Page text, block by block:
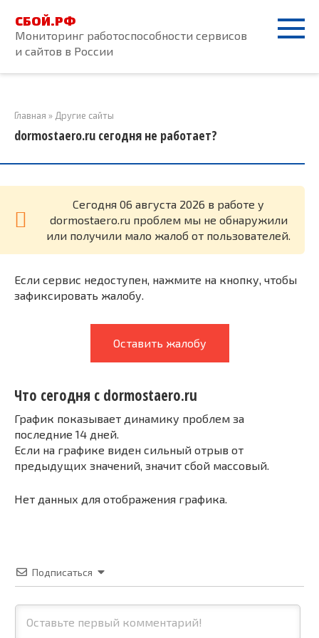
контенту
СБОЙ.РФ
Мониторинг работоспособности сервисов
и сайтов в России
Главная » Другие сайты
dormostaero.ru сегодня не работает?
Cегодня 06 августа 2026 в работе у
dormostaero.ru проблем мы не обнаружили
или получили мало жалоб от пользователей.
Если сервис недоступен, нажмите на кнопку, чтобы
зафиксировать жалобу.
Оставить жалобу
Что сегодня с dormostaero.ru
График показывает динамику проблем за
последние 14 дней.
Если на графике виден сильный отрыв от
предыдущих значений, значит сбой массовый.
Нет данных для отображения графика.
Подписаться